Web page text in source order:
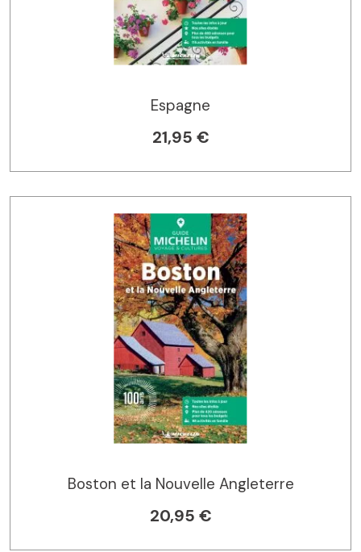
Espagne
21,95 €
Boston et la Nouvelle Angleterre
20,95 €